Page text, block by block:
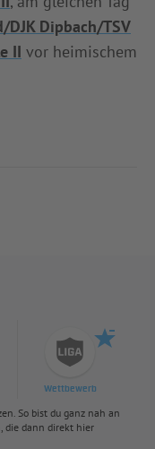
DJK Dipbach/TSV
II vor heimischem
Wettbewerb
So bist du ganz nah an
die dann direkt hier